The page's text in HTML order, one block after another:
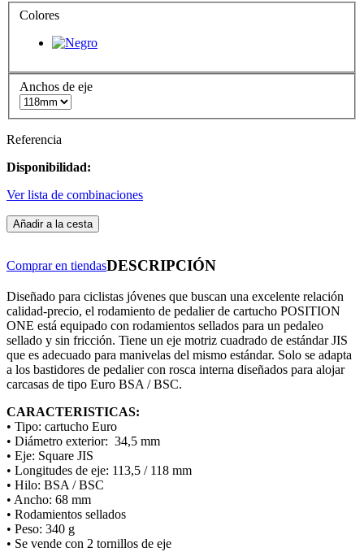
Colores
Anchos de eje
Referencia
Disponibilidad:
Ver lista de combinaciones
Añadir a la cesta
Comprar en tiendasDESCRIPCIÓN
Diseñado para ciclistas jóvenes que buscan una excelente relación
calidad-precio, el rodamiento de pedalier de cartucho POSITION
ONE está equipado con rodamientos sellados para un pedaleo
sellado y sin fricción. Tiene un eje motriz cuadrado de estándar JIS
que es adecuado para manivelas del mismo estándar. Solo se adapta
a los bastidores de pedalier con rosca interna diseñados para alojar
carcasas de tipo Euro BSA / BSC.
CARACTERISTICAS:
• Tipo: cartucho Euro
• Diámetro exterior: 34,5 mm
• Eje: Square JIS
• Longitudes de eje: 113,5 / 118 mm
• Hilo: BSA / BSC
• Ancho: 68 mm
• Rodamientos sellados
• Peso: 340 g
• Se vende con 2 tornillos de eje